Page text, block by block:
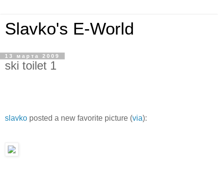
Slavko's E-World
13 марта 2009
ski toilet 1
slavko posted a new favorite picture (via):